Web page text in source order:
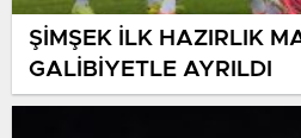
ŞİMŞEK İLK HAZIRLIK
GALİBİYETLE AYRILDI